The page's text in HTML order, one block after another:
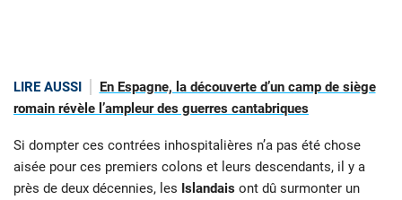
LIRE AUSSI
En Espagne, la découverte d’un camp de siège
romain révèle l’ampleur des guerres cantabriques
Si dompter ces contrées inhospitalières n’a pas été chose
aisée pour ces premiers colons et leurs descendants, il y a
près de deux décennies, les Islandais ont dû surmonter un